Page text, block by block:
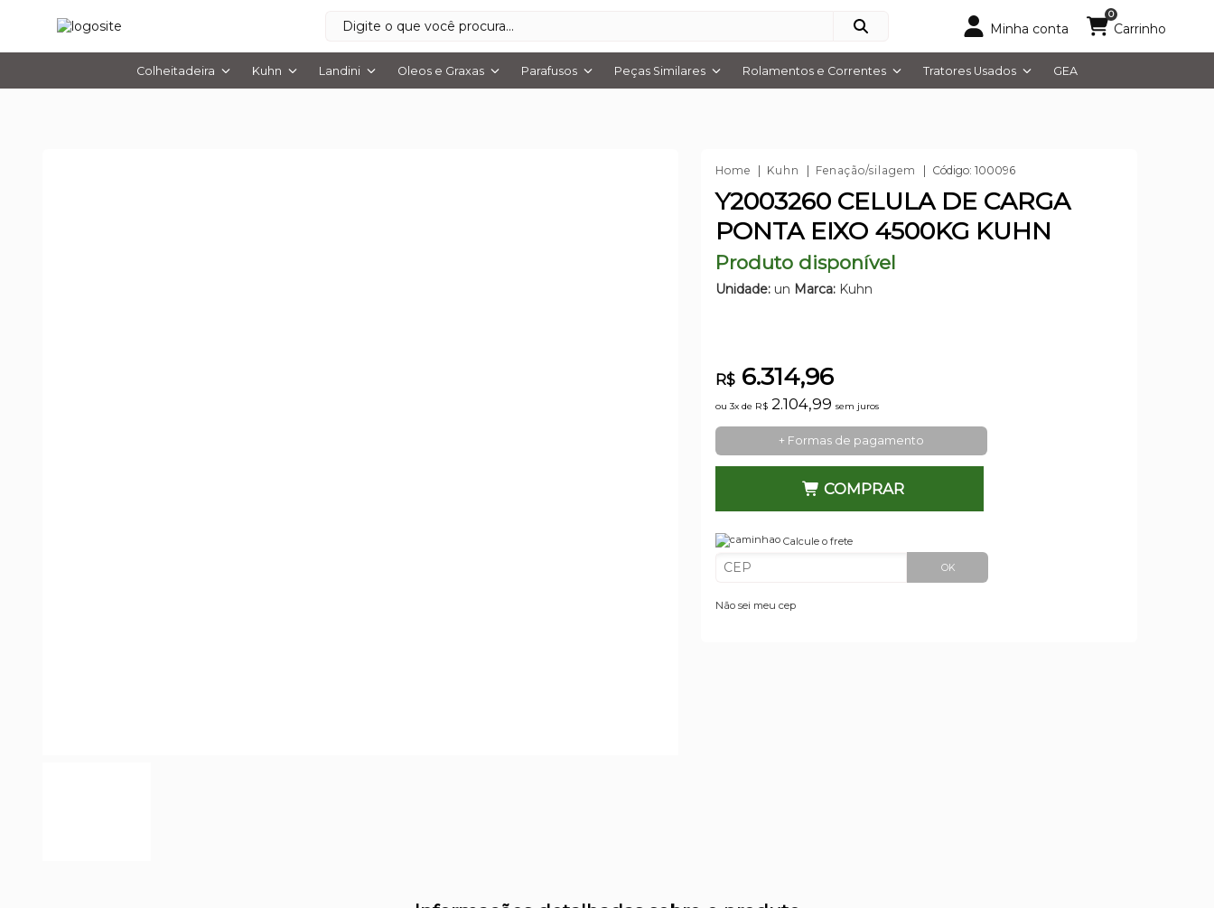
Minha conta
0
Carrinho
Colheitadeira Kuhn Landini Oleos e Graxas Parafusos Peças Similares Rolamentos e Correntes Tratores Usados GEA
Home Kuhn Fenação/silagem Código: 100096
Y2003260 CELULA DE CARGA
PONTA EIXO 4500KG KUHN
Produto disponível
Unidade: un Marca: Kuhn
R$ 6.314,96
ou 3x de R$ 2.104,99sem juros
+ Formas de pagamento
COMPRAR
Calcule o frete
OK
Não sei meu cep